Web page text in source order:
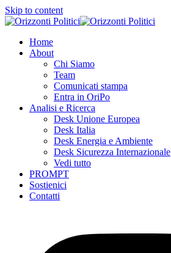
Skip to content
Home
About
Chi Siamo
Team
Comunicati stampa
Entra in OriPo
Analisi e Ricerca
Desk Unione Europea
Desk Italia
Desk Energia e Ambiente
Desk Sicurezza Internazionale
Vedi tutto
PROMPT
Sostienici
Contatti